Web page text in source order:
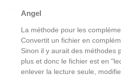
Angel
La méthode pour les
Convertit un fichier en
Sinon il y aurait des méthodes
plus et donc le fichier est en
enlever la lecture seule,